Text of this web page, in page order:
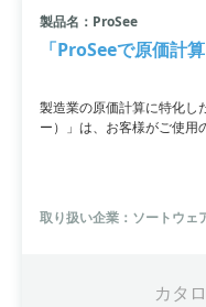
小カテゴリ: 原価管理システ
製品名：ProSee
「ProSeeで原価計
製造業の原価計算に特化し
ー）」は、お客様がご使用
め、短期間で導入できま
ことができ、費用配分プ
析、予算差異の算出、操
業の原価管理を必要とする
取り扱い企業：ソートウェ
カタ